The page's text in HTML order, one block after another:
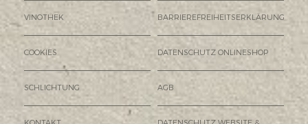
VINOTHEK BARRIEREFREIHEITSERKLÄRUNG
COOKIES DATENSCHUTZ ONLINESHOP
SCHLICHTUNG AGB